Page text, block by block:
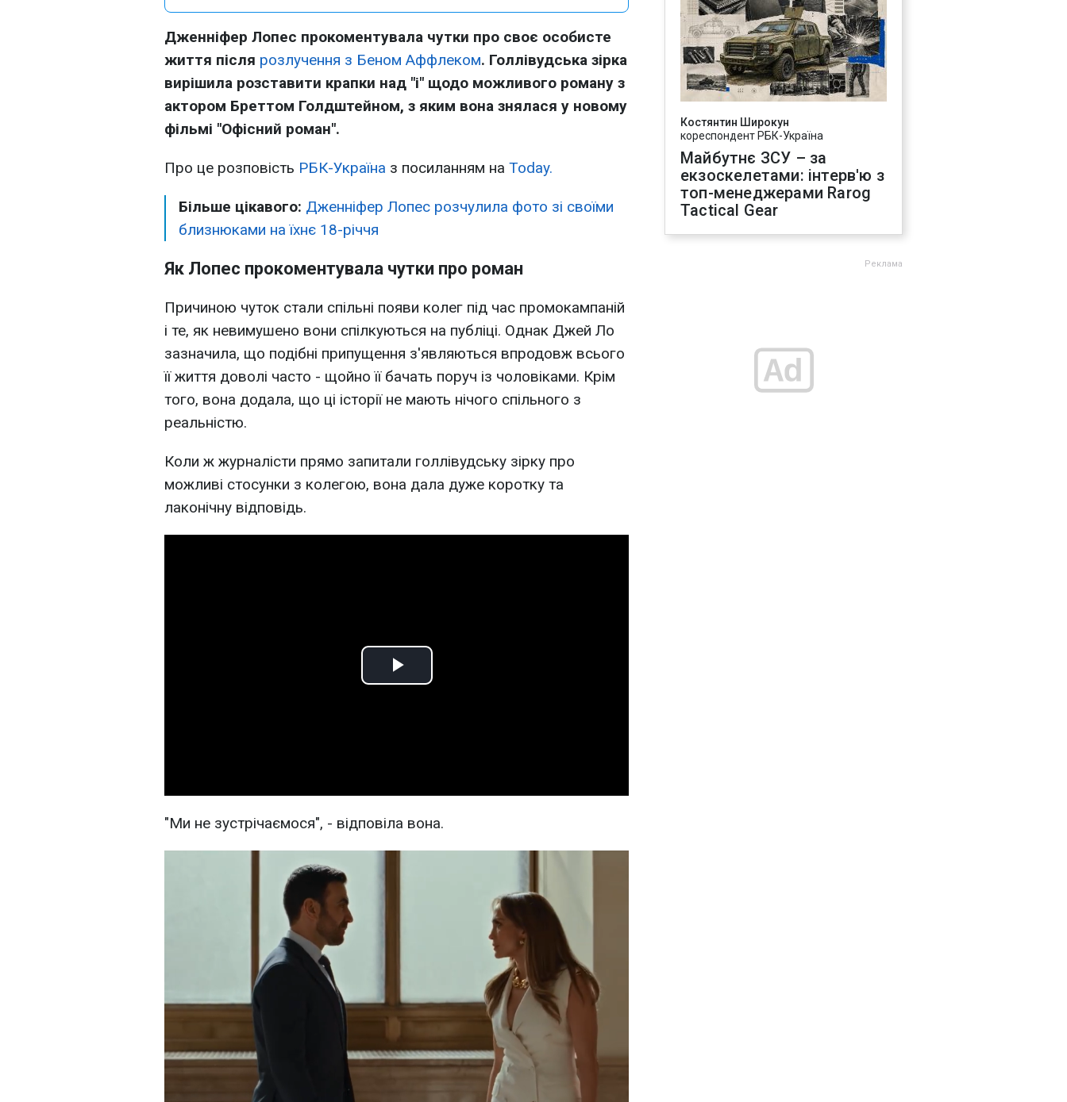
Дженніфер Лопес прокоментувала чутки про своє особисте
життя після розлучення з Беном Аффлеком. Голлівудська зірка
вирішила розставити крапки над "і" щодо можливого роману з
актором Бреттом Голдштейном, з яким вона знялася у новому
фільмі "Офісний роман".
Про це розповість РБК-Україна з посиланням на Today.
Більше цікавого: Дженніфер Лопес розчулила фото зі своїми
близнюками на їхнє 18-річчя
Як Лопес прокоментувала чутки про роман
Причиною чуток стали спільні появи колег під час промокампаній
і те, як невимушено вони спілкуються на публіці. Однак Джей Ло
зазначила, що подібні припущення з'являються впродовж всього
її життя доволі часто - щойно її бачать поруч із чоловіками. Крім
того, вона додала, що ці історії не мають нічого спільного з
реальністю.
Коли ж журналісти прямо запитали голлівудську зірку про
можливі стосунки з колегою, вона дала дуже коротку та
лаконічну відповідь.
Play
"Ми не зустрічаємося", - відповіла вона.
Костянтин Широкун
кореспондент РБК-Україна
Майбутнє ЗСУ – за
екзоскелетами: інтерв'ю з
топ-менеджерами Rarog
Tactical Gear